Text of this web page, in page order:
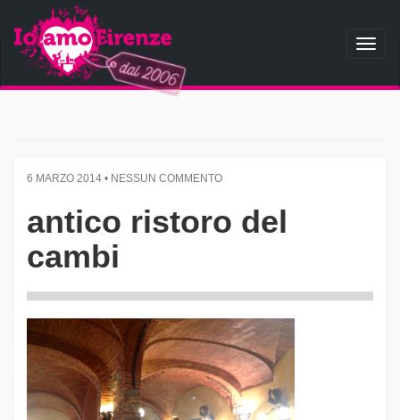
6 MARZO 2014 • NESSUN COMMENTO
antico ristoro del
cambi